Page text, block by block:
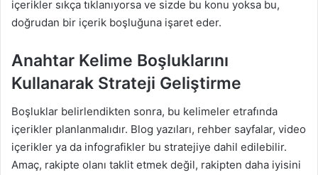
içerikler sıkça tıklanıyorsa ve sizde bu konu yoksa bu,
doğrudan bir içerik boşluğuna işaret eder.
Anahtar Kelime Boşluklarını
Kullanarak Strateji Geliştirme
Boşluklar belirlendikten sonra, bu kelimeler etrafında
içerikler planlanmalıdır. Blog yazıları, rehber sayfalar, video
içerikler ya da infografikler bu stratejiye dahil edilebilir.
Amaç, rakipte olanı taklit etmek değil, rakipten daha iyisini